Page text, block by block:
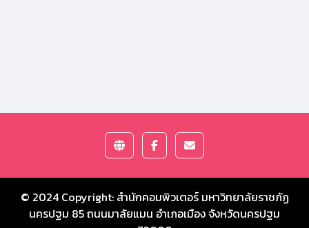
© 2024 Copyright: สำนักคอมพิวเตอร์ มหาวิทยาลัยราชภัฏ
นครปฐม 85 ถนนมาลัยแมน อำเภอเมือง จังหวัดนครปฐม